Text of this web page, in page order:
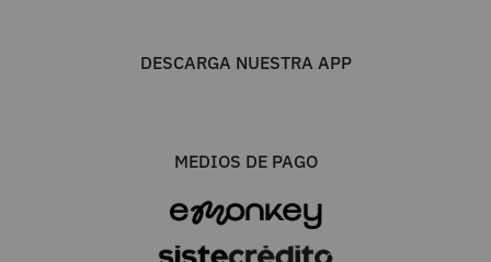
DESCARGA NUESTRA APP
MEDIOS DE PAGO